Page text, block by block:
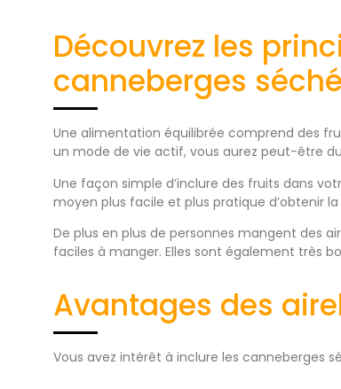
Découvrez les
canneberges
Une alimentation équilibrée comprend des
un mode de vie actif, vous aurez peut-être
Une façon simple d’inclure des fruits dans
moyen plus facile et plus pratique d’obtenir
De plus en plus de personnes mangent des
faciles à manger. Elles sont également très
Avantages des
Vous avez intérêt à inclure les canneberges